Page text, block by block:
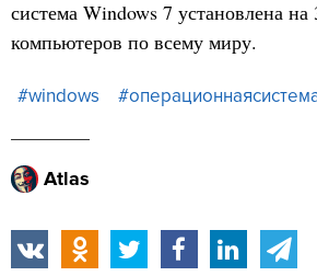
система Windows 7 установлена
компьютеров по всему миру.
#windows
Atlas